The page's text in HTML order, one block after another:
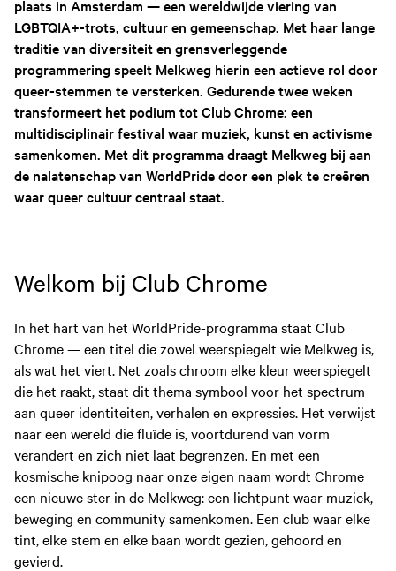
plaats in Amsterdam — een wereldwijde viering van
LGBTQIA+-trots, cultuur en gemeenschap. Met haar lange
traditie van diversiteit en grensverleggende
programmering speelt Melkweg hierin een actieve rol door
queer-stemmen te versterken. Gedurende twee weken
transformeert het podium tot Club Chrome: een
multidisciplinair festival waar muziek, kunst en activisme
samenkomen. Met dit programma draagt Melkweg bij aan
de nalatenschap van WorldPride door een plek te creëren
waar queer cultuur centraal staat.
Welkom bij Club Chrome
In het hart van het WorldPride-programma staat Club
Chrome — een titel die zowel weerspiegelt wie Melkweg is,
als wat het viert. Net zoals chroom elke kleur weerspiegelt
die het raakt, staat dit thema symbool voor het spectrum
aan queer identiteiten, verhalen en expressies. Het verwijst
naar een wereld die fluïde is, voortdurend van vorm
verandert en zich niet laat begrenzen. En met een
kosmische knipoog naar onze eigen naam wordt Chrome
een nieuwe ster in de Melkweg: een lichtpunt waar muziek,
beweging en community samenkomen. Een club waar elke
tint, elke stem en elke baan wordt gezien, gehoord en
gevierd.